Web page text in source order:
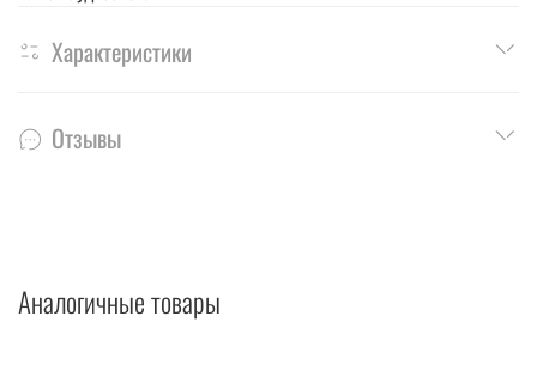
Характеристики
Отзывы
Аналогичные товары